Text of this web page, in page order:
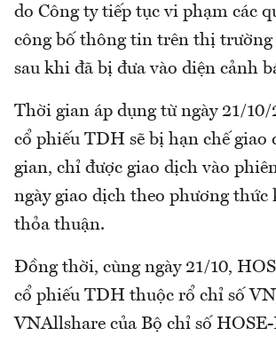
do Công ty tiếp tục vi phạm các
công bố thông tin trên thị trường
sau khi đã bị đưa vào diện cảnh
Thời gian áp dụng từ ngày 21/10/
cổ phiếu TDH sẽ bị hạn chế giao
gian, chỉ được giao dịch vào
ngày giao dịch theo phương thức
thỏa thuận.
Đồng thời, cùng ngày 21/10,
cổ phiếu TDH thuộc rổ chỉ số
VNAllshare của Bộ chỉ số